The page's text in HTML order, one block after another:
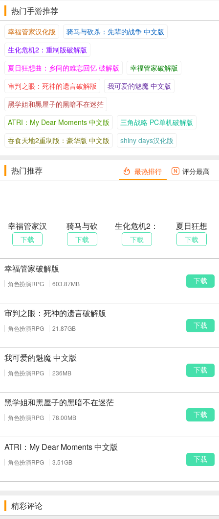
配置项
操作系统
Windows XP SP3 / Vis
Windows 10/11 64位
Intel Pentium 4 2.8GH
z / AMD Athlon 4000+
2 5200+
内存
1GB RAM（Vista需2G
B）
4GB RAM
NVIDIA GeForce 6600
on X1300 256MB
NVIDIA GeForce GTX
D 4850 512MB
数据来源：Bethesda官方配置要求，支持NVIDIA PhysX物理加速，
推荐使用手柄提升体验，汉化版已适配宽屏显示。
下载安装说明
下载游戏完整汉化包（含终极版本体+全部DLC+高清纹理补丁），
预留20GB可用空间，建议NTFS格式分区。
止游戏无法运行。
运行“Setup.exe”，按向导完成安装，可自定义英文安装路径。
运行内核汉化补丁，选择安装目录完成汉化，修复乱码问题。
首次启动将自动安装必要运行库，耐心等待，切勿中途关闭。
推荐安装高清纹理MOD。
道德抉择远超同期作品，DLC更是神来之笔，《孤独之路》结局令人
沉思。”—— Steam玩家「莫哈维信使」，游戏时长427小时
“硬核模式还原真实废土生存，武器改装可玩性极高，汉化版翻译精
更新日志
热门手游推荐
幸福管家汉化版
骑马与砍杀：先辈的战争 中文版
生化危机2：重制版破解版
夏日狂想曲：乡间的难忘回忆 破解版
幸福管家破解版
审判之眼：死神的遗言破解版
我可爱的魅魔 中文版
黑学姐和黑屋子的黑暗不在迷茫
ATRI：My Dear Moments 中文版
三角战略 PC单机破解版
吞食天地2重制版：豪华版 中文版
shiny days汉化版
热门推荐 最热排行 评分最高
幸福管家汉
化版
下载
骑马与砍
杀：先辈的
战争 中文版
下载
生化危机2：
重制版破解
版
下载
夏日狂想
曲：乡间的
难忘回忆 破
下载
幸福管家破解版
角色扮演RPG 603.87MB 下载
审判之眼：死神的遗言破解版
角色扮演RPG 21.87GB 下载
我可爱的魅魔 中文版
角色扮演RPG 236MB 下载
黑学姐和黑屋子的黑暗不在迷茫
角色扮演RPG 78.00MB 下载
ATRI：My Dear Moments 中文版
角色扮演RPG 3.51GB 下载
精彩评论